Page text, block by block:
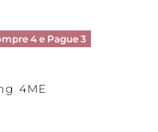
4 e Pague 3
4ME